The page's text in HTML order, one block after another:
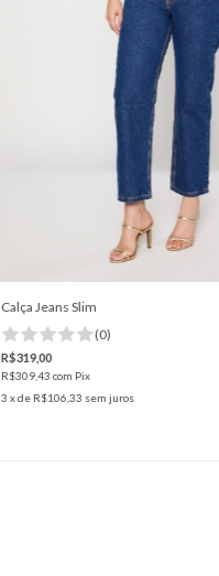
Calça Jeans Slim
(0)
R$319,00
R$309,43 com Pix
3 x de R$106,33 sem juros